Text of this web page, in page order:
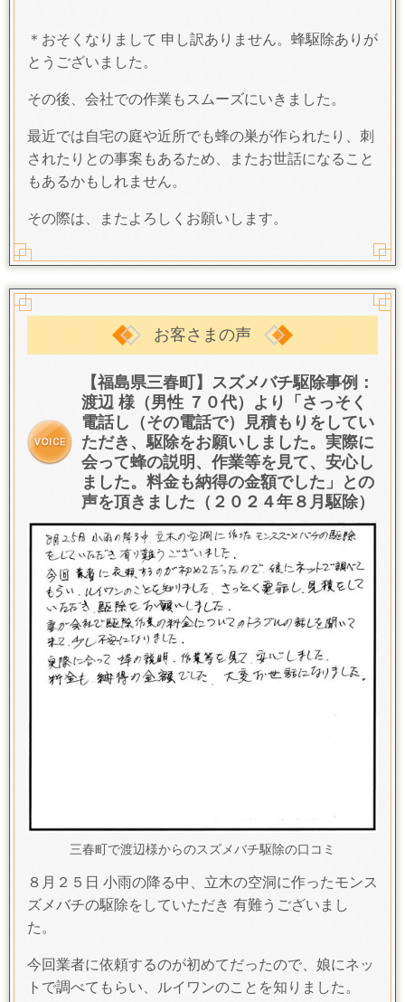
＊おそくなりまして 申し訳ありません。蜂駆除ありが
とうございました。
その後、会社での作業もスムーズにいきました。
最近では自宅の庭や近所でも蜂の巣が作られたり、刺
されたりとの事案もあるため、またお世話になること
もあるかもしれません。
その際は、またよろしくお願いします。
お客さまの声
【福島県三春町】スズメバチ駆除事例：
渡辺 様（男性 ７０代）より「さっそく
電話し（その電話で）見積もりをしてい
ただき、駆除をお願いしました。 実際に
会って蜂の説明、作業等を見て、安心し
ました。 料金も納得の金額でした 」との
声を頂きました（２０２４年８月駆除）
三春町で渡辺様からのスズメバチ駆除の口コミ
８月２５日 小雨の降る中、立木の空洞に作ったモンス
ズメバチの駆除をしていただき 有難うございまし
た。
今回業者に依頼するのが初めてだったので、娘にネッ
トで調べてもらい、ルイワンのことを知りました。